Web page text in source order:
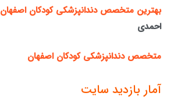
بهترین متخصص دندانپزشکی کودکان اصفهان
احمدی
متخصص دندانپزشکی کودکان اصفهان
آمار بازدید سایت